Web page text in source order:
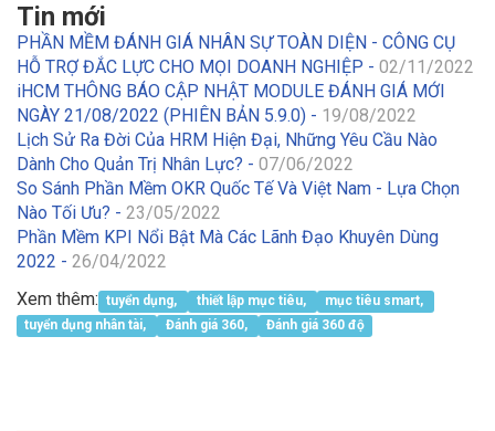
Tin mới
PHẦN MỀM ĐÁNH GIÁ NHÂN SỰ TOÀN DIỆN - CÔNG CỤ
HỖ TRỢ ĐẮC LỰC CHO MỌI DOANH NGHIỆP - 02/11/2022
iHCM THÔNG BÁO CẬP NHẬT MODULE ĐÁNH GIÁ MỚI
NGÀY 21/08/2022 (PHIÊN BẢN 5.9.0) - 19/08/2022
Lịch Sử Ra Đời Của HRM Hiện Đại, Những Yêu Cầu Nào
Dành Cho Quản Trị Nhân Lực? - 07/06/2022
So Sánh Phần Mềm OKR Quốc Tế Và Việt Nam - Lựa Chọn
Nào Tối Ưu? - 23/05/2022
Phần Mềm KPI Nổi Bật Mà Các Lãnh Đạo Khuyên Dùng
2022 - 26/04/2022
Xem thêm: tuyển dụng, thiết lập mục tiêu,
mục tiêu smart,
tuyển dụng nhân tài,
Đánh giá 360, Đánh giá 360 độ